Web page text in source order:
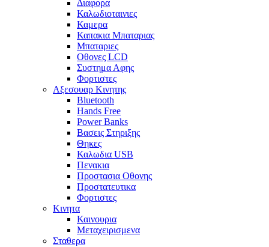
Διαφορα
Καλωδιοταινιες
Καμερα
Καπακια Μπαταριας
Μπαταριες
Οθονες LCD
Συστημα Αφης
Φορτιστες
Αξεσουαρ Κινητης
Bluetooth
Hands Free
Power Banks
Βασεις Στηριξης
Θηκες
Καλωδια USB
Πενακια
Προστασια Οθονης
Προστατευτικα
Φορτιστες
Κινητα
Καινουρια
Μεταχειρισμενα
Σταθερα